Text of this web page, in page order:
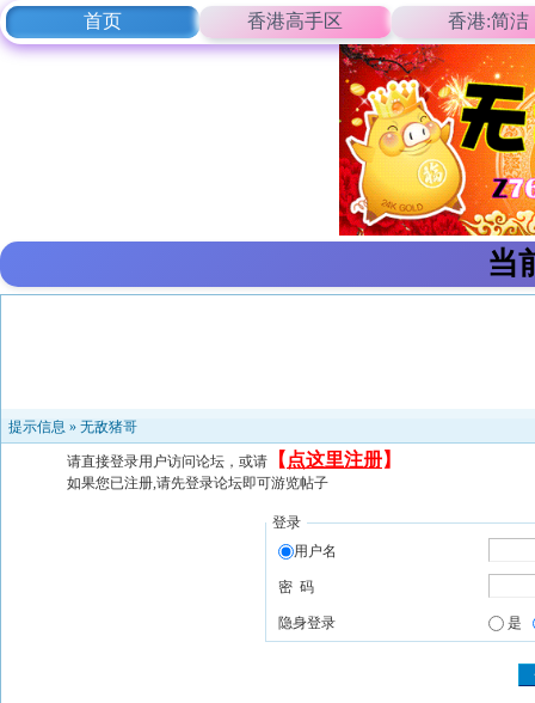
首页 香港高手区 香港:简洁
当
提示信息 » 无敌猪哥
请直接登录用户访问论坛，或请 【 点这里注册】
如果您已注册,请先登录论坛即可游览帖子
登录
用户名
密 码
隐身登录 是